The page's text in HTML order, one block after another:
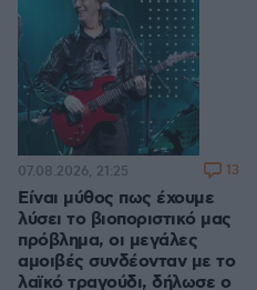
Είναι μύθος πως έχουμε
λύσει το βιοποριστικό μας
πρόβλημα, οι μεγάλες
αμοιβές συνδέονταν με το
λαϊκό τραγούδι, δήλωσε ο
07.08.2026, 21:25 13